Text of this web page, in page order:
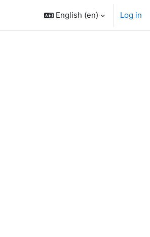
English ‎(en)‎ Log in